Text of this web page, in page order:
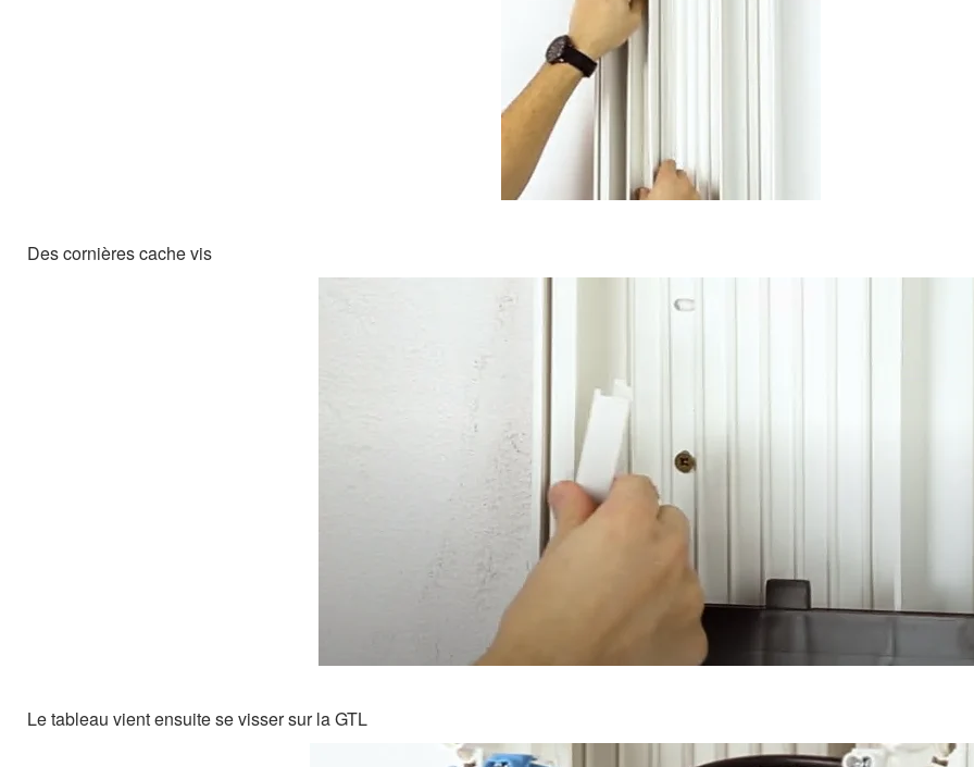
Des cornières cache vis
Le tableau vient ensuite se visser sur la GTL